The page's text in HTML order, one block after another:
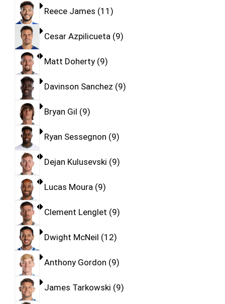
Reece James 11
Cesar Azpilicueta 9
Matt Doherty 9
Davinson Sanchez 9
Bryan Gil 9
Ryan Sessegnon 9
Dejan Kulusevski 9
Lucas Moura 9
Clement Lenglet 9
Dwight McNeil 12
Anthony Gordon 9
James Tarkowski 9